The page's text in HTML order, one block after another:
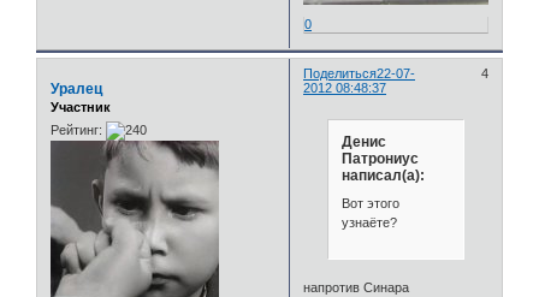
0
Поделиться 4
22-07-
2012 08:48:37
Уралец
Участник
Рейтинг:
Денис
Патрониус
написал(а):
Вот этого
узнаёте?
напротив Синара